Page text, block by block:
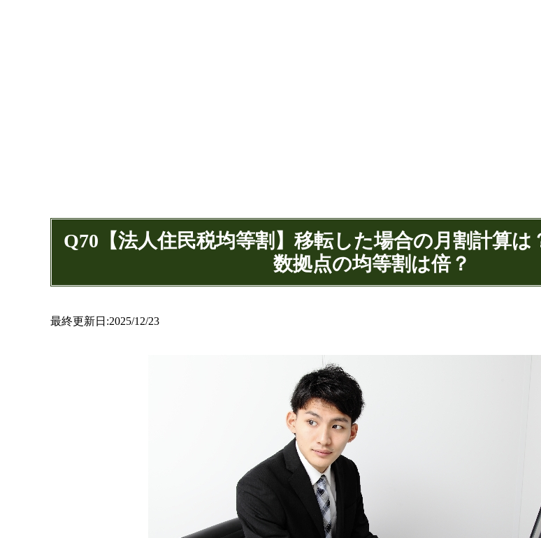
Q70【法人住民税均等割】移転した場合の月割計算は
数拠点の均等割は倍？
最終更新日:2025/12/23